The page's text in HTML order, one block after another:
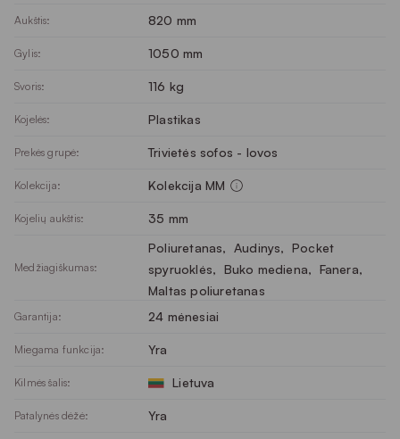
Aukštis: 820 mm
Gylis: 1050 mm
Svoris: 116 kg
Kojelės: Plastikas
Prekės grupė: Trivietės sofos - lovos
Kolekcija: Kolekcija MM
Kojelių aukštis: 35 mm
Medžiagiškumas:
Poliuretanas, Audinys, Pocket
spyruoklės, Buko mediena, Fanera,
Maltas poliuretanas
Garantija: 24 mėnesiai
Miegama funkcija: Yra
Kilmės šalis: Lietuva
Patalynės dėžė: Yra